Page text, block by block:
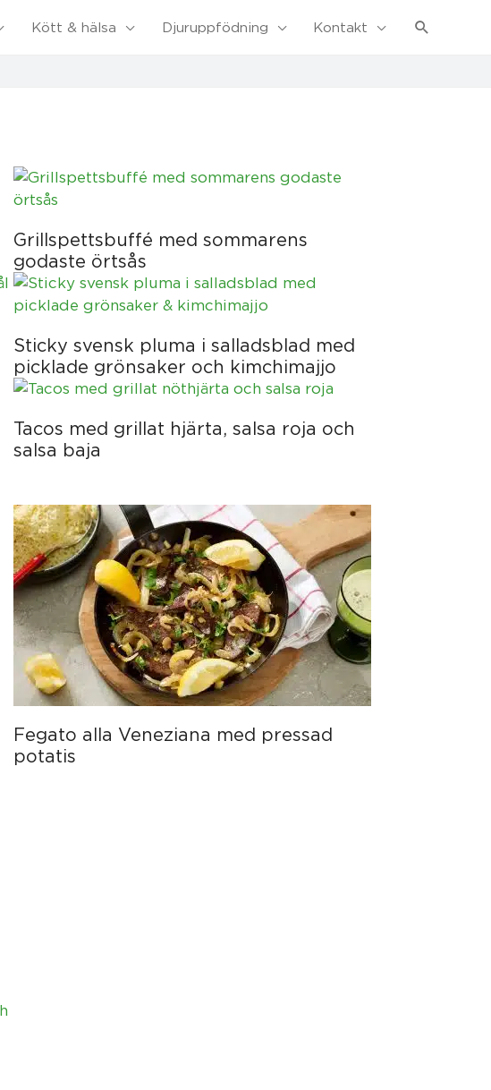
Kött & hälsa Djuruppfödning Kontakt Sök
Grillspettsbuffé med sommarens
godaste örtsås
Sticky svensk pluma i salladsblad med
picklade grönsaker och kimchimajjo
Tacos med grillat hjärta, salsa roja och
salsa baja
Fegato alla Veneziana med pressad
potatis